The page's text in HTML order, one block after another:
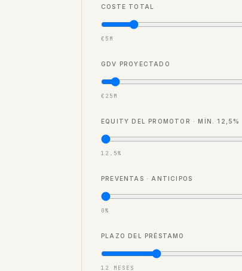
COSTE TOTAL
€5M
GDV PROYECTADO
€25M
EQUITY DEL PROMOTOR · MÍN. 12,5%
12.5%
PREVENTAS · ANTICIPOS
0%
PLAZO DEL PRÉSTAMO
12 MESES